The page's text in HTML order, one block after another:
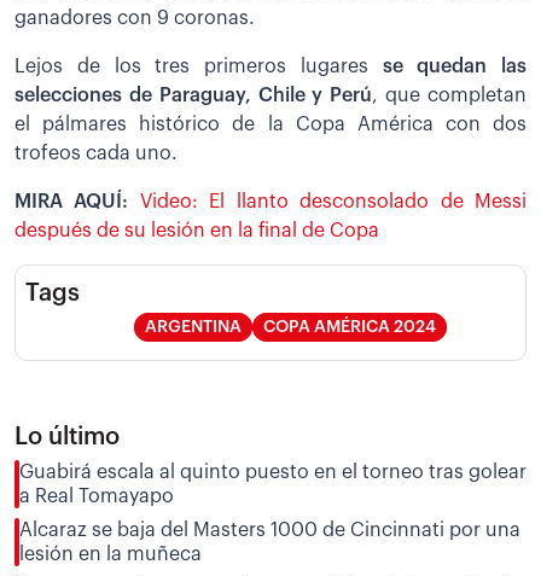
ganadores con 9 coronas.
Lejos de los tres primeros lugares se quedan las
selecciones de Paraguay, Chile y Perú, que completan
el pálmares histórico de la Copa América con dos
trofeos cada uno.
MIRA AQUÍ: Video: El llanto desconsolado de Messi
después de su lesión en la final de Copa
Tags
ARGENTINA COPA AMÉRICA 2024
Lo último
Guabirá escala al quinto puesto en el torneo tras golear
a Real Tomayapo
Alcaraz se baja del Masters 1000 de Cincinnati por una
lesión en la muñeca